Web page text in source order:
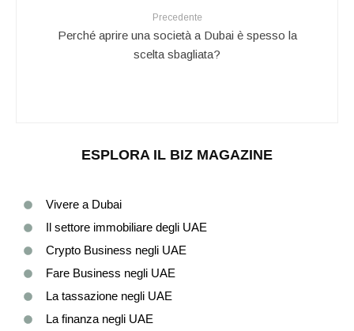
Precedente
Perché aprire una società a Dubai è spesso la
scelta sbagliata?
ESPLORA IL BIZ MAGAZINE
Vivere a Dubai
Il settore immobiliare degli UAE
Crypto Business negli UAE
Fare Business negli UAE
La tassazione negli UAE
La finanza negli UAE